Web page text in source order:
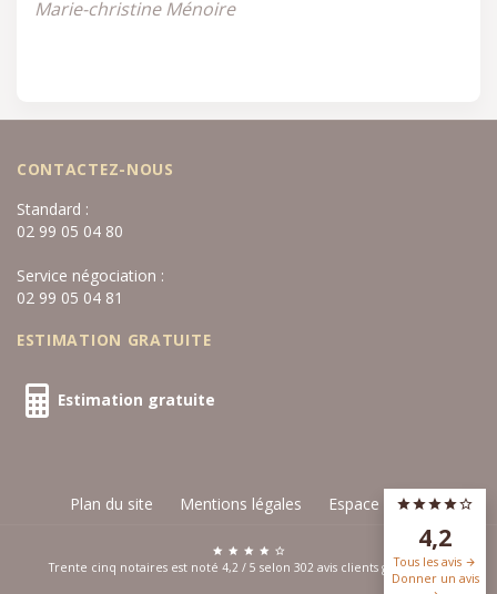
4,2
Tous les avis
Donner un avis
Marie-christine Ménoire
CONTACTEZ-NOUS
Standard :
02 99 05 04 80
Service négociation :
02 99 05 04 81
ESTIMATION GRATUITE
Estimation gratuite
Plan du site Mentions légales Espace privé
Trente cinq notaires est noté 4,2 / 5 selon 302 avis clients google.com